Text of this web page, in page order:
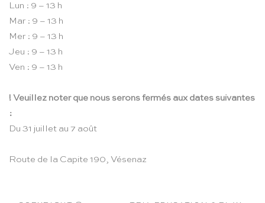
Lun : 9 – 13 h
Mar : 9 – 13 h
Mer : 9 – 13 h
Jeu : 9 – 13 h
Ven : 9 – 13 h
! Veuillez noter que nous serons fermés aux dates suivantes
:
Du 31 juillet au 7 août
Route de la Capite 190, Vésenaz